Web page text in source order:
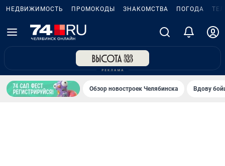
НЕДВИЖИМОСТЬ ПРОМОКОДЫ ЗНАКОМСТВА ПОГОДА
Обзор новостроек Челябинска Вдову